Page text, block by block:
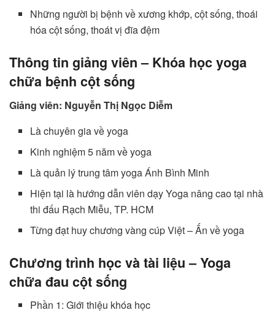
Những người bị bệnh về xương khớp, cột sống, thoái
hóa cột sống, thoát vị đĩa đệm
Thông tin giảng viên – Khóa học yoga
chữa bệnh cột sống
Giảng viên: Nguyễn Thị Ngọc Diễm
Là chuyên gia về yoga
Kinh nghiệm 5 năm về yoga
Là quản lý trung tâm yoga Ánh Bình Minh
Hiện tại là hướng dẫn viên dạy Yoga nâng cao tại nhà
thi đấu Rạch Miễu, TP. HCM
Từng đạt huy chương vàng cúp Việt – Ấn về yoga
Chương trình học và tài liệu – Yoga
chữa đau cột sống
Phần 1: Giới thiệu khóa học